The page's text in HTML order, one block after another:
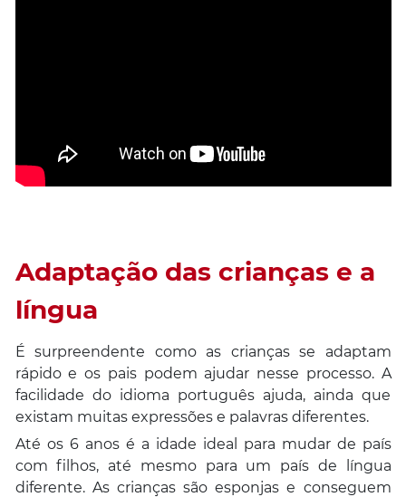
Adaptação das crianças e a
língua
É surpreendente como as crianças se adaptam
rápido e os pais podem ajudar nesse processo. A
facilidade do idioma português ajuda, ainda que
existam muitas expressões e palavras diferentes.
Até os 6 anos é a idade ideal para mudar de país
com filhos, até mesmo para um país de língua
diferente. As crianças são esponjas e conseguem